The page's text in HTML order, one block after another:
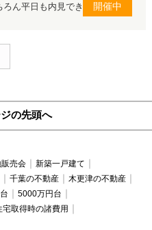
ん平日も内見できます！
開催中
の先頭へ
売会
新築一戸建て
千葉の不動産
木更津の不動産
5000万円台
宅取得時の諸費用